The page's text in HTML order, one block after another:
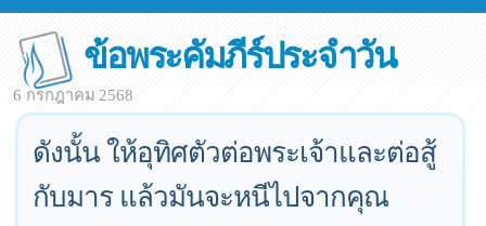
ข้อพระคัมภีร์ประจำวัน
6 กรกฎาคม 2568
ดังนั้น ให้อุทิศตัวต่อพระเจ้าและต่อสู้
กับมาร แล้วมันจะหนีไปจากคุณ